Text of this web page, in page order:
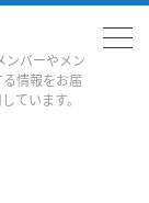
ンバーやメン
情報をお届
ています。